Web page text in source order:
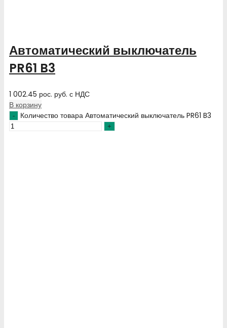
Автоматический выключатель
PR61 B3
1 002.45 рос. руб. с НДС
В корзину
Количество товара Автоматический выключатель PR61 B3